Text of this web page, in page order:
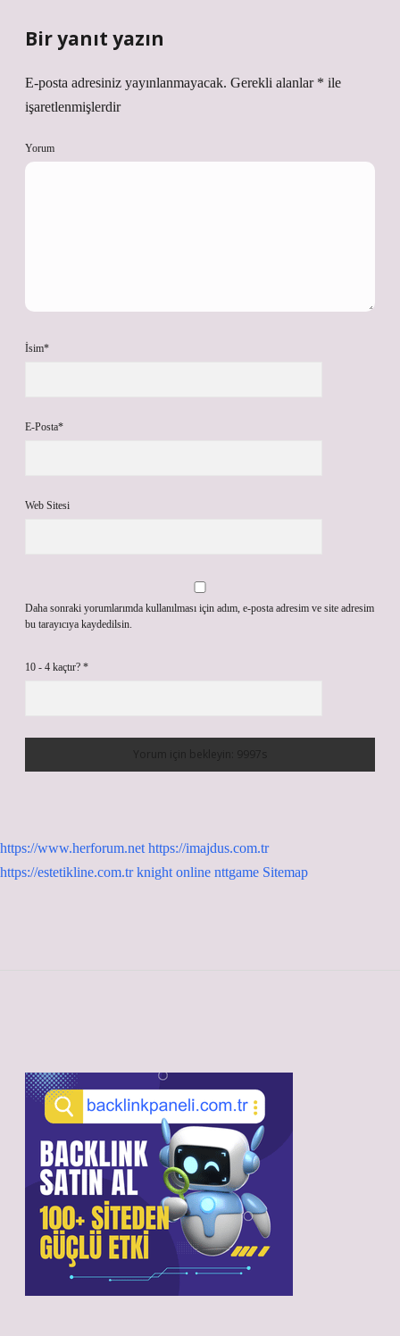
Bir yanıt yazın
E-posta adresiniz yayınlanmayacak. Gerekli alanlar * ile
işaretlenmişlerdir
Yorum
İsim*
E-Posta*
Web Sitesi
Daha sonraki yorumlarımda kullanılması için adım, e-posta adresim ve site adresim
bu tarayıcıya kaydedilsin.
10 - 4 kaçtır? *
https://www.herforum.net https://imajdus.com.tr
https://estetikline.com.tr knight online nttgame Sitemap